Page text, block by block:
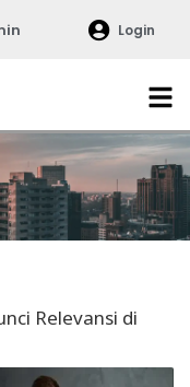
Login
Relevansi di